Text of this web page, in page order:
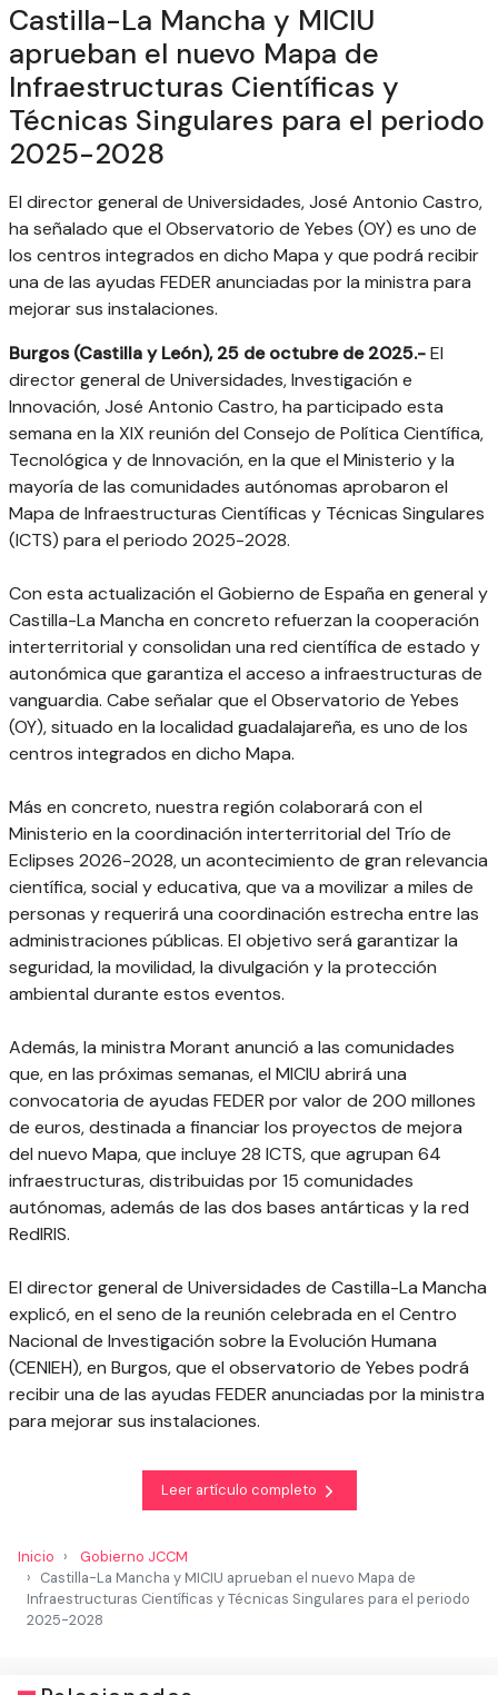
Castilla-La Mancha y MICIU
aprueban el nuevo Mapa de
Infraestructuras Científicas y
Técnicas Singulares para el periodo
2025-2028
El director general de Universidades, José Antonio Castro,
ha señalado que el Observatorio de Yebes (OY) es uno de
los centros integrados en dicho Mapa y que podrá recibir
una de las ayudas FEDER anunciadas por la ministra para
mejorar sus instalaciones.
Burgos (Castilla y León), 25 de octubre de 2025.-El
director general de Universidades, Investigación e
Innovación, José Antonio Castro, ha participado esta
semana en la XIX reunión del Consejo de Política Científica,
Tecnológica y de Innovación, en la que el Ministerio y la
mayoría de las comunidades autónomas aprobaron el
Mapa de Infraestructuras Científicas y Técnicas Singulares
(ICTS) para el periodo 2025-2028.
Con esta actualización el Gobierno de España en general y
Castilla-La Mancha en concreto refuerzan la cooperación
interterritorial y consolidan una red científica de estado y
autonómica que garantiza el acceso a infraestructuras de
vanguardia. Cabe señalar que el Observatorio de Yebes
(OY), situado en la localidad guadalajareña, es uno de los
centros integrados en dicho Mapa.
Más en concreto, nuestra región colaborará con el
Ministerio en la coordinación interterritorial del Trío de
Eclipses 2026-2028, un acontecimiento de gran relevancia
científica, social y educativa, que va a movilizar a miles de
personas y requerirá una coordinación estrecha entre las
administraciones públicas. El objetivo será garantizar la
seguridad, la movilidad, la divulgación y la protección
ambiental durante estos eventos.
Además, la ministra Morant anunció a las comunidades
que, en las próximas semanas, el MICIU abrirá una
convocatoria de ayudas FEDER por valor de 200 millones
de euros, destinada a financiar los proyectos de mejora
del nuevo Mapa, que incluye 28 ICTS, que agrupan 64
infraestructuras, distribuidas por 15 comunidades
autónomas, además de las dos bases antárticas y la red
RedIRIS.
El director general de Universidades de Castilla-La Mancha
explicó, en el seno de la reunión celebrada en el Centro
Nacional de Investigación sobre la Evolución Humana
(CENIEH), en Burgos, que el observatorio de Yebes podrá
recibir una de las ayudas FEDER anunciadas por la ministra
para mejorar sus instalaciones.
Leer artículo completo
Inicio
Gobierno JCCM
Castilla-La Mancha y MICIU aprueban el nuevo Mapa de
Infraestructuras Científicas y Técnicas Singulares para el periodo
2025-2028